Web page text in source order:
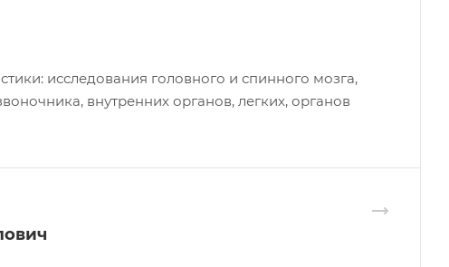
исследования головного и спинного мозга,
внутренних органов, легких, органов